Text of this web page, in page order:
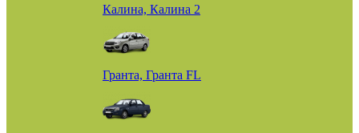
Калина, Калина 2
Гранта, Гранта FL